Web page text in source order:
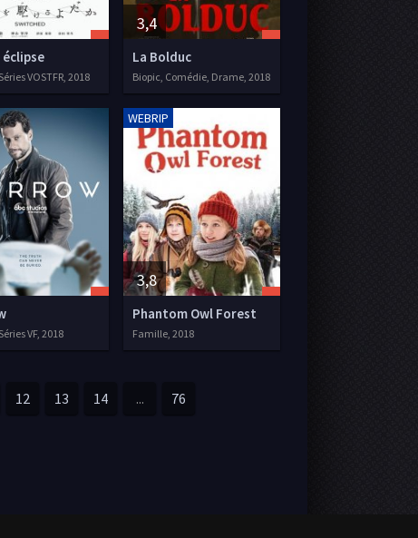
éclipse
VOSTFR, 2018
3,4
La Bolduc
Biopic, Comédie, Drame, 2018
VF, 2018
3,8
WEBRIP
Phantom Owl Forest
Famille, 2018
12 13 14 ... 76